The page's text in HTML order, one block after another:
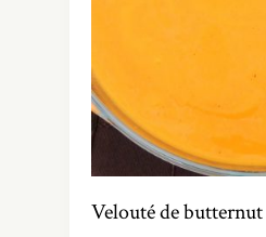
Velouté de butternut